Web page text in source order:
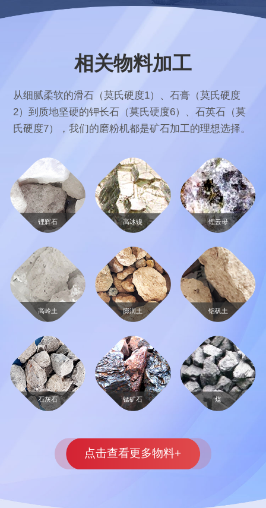
相关物料加工
从细腻柔软的滑石（莫氏硬度1）、石膏（莫氏硬度
2）到质地坚硬的钾长石（莫氏硬度6）、石英石（莫
氏硬度7），我们的磨粉机都是矿石加工的理想选择。
锂辉石 高冰镍 锂云母
高岭土 膨润土 铝矾土
石灰石 锰矿石 煤
点击查看更多物料+